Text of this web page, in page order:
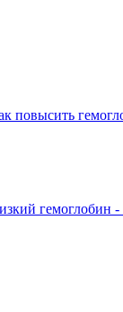
повысить
гемоглобин -